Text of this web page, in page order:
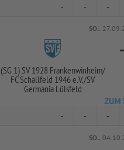
- - -
SO..
(SG 1) SV 1928 Frankenwinheim/
FC Schallfeld 1946 e.V./SV
Germania Lülsfeld
ZUM
- - -
SO..